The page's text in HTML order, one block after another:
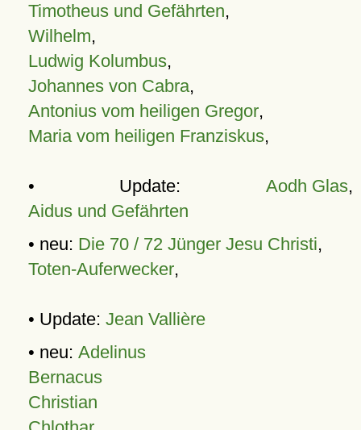
Timotheus und Gefährten,
Wilhelm,
Ludwig Kolumbus,
Johannes von Cabra,
Antonius vom heiligen Gregor,
Maria vom heiligen Franziskus,
• Update: Aodh Glas,
Aidus und Gefährten
• neu: Die 70 / 72 Jünger Jesu Christi,
Toten-Auferwecker,
• Update: Jean Vallière
• neu: Adelinus
Bernacus
Christian